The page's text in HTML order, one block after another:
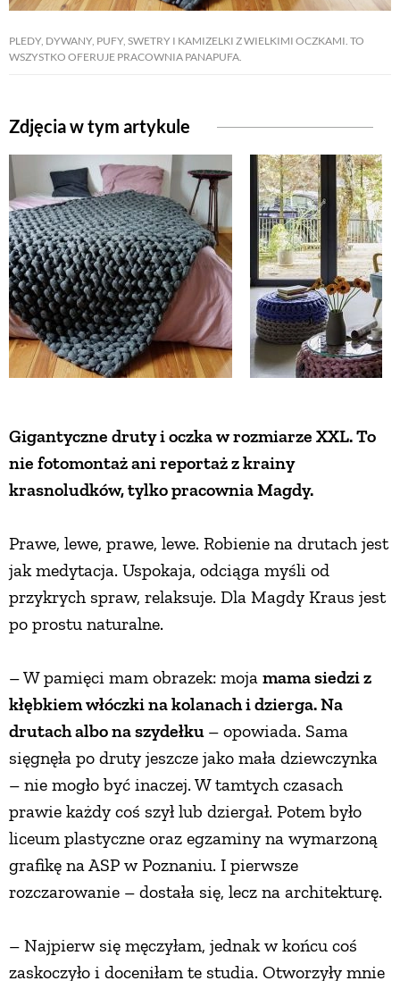
PLEDY, DYWANY, PUFY, SWETRY I KAMIZELKI Z WIELKIMI OCZKAMI. TO
WSZYSTKO OFERUJE PRACOWNIA PANAPUFA.
Zdjęcia w tym artykule
Gigantyczne druty i oczka w rozmiarze XXL. To
nie fotomontaż ani reportaż z krainy
krasnoludków, tylko pracownia Magdy.
Prawe, lewe, prawe, lewe. Robienie na drutach jest
jak medytacja. Uspokaja, odciąga myśli od
przykrych spraw, relaksuje. Dla Magdy Kraus jest
po prostu naturalne.
– W pamięci mam obrazek: moja mama siedzi z
kłębkiem włóczki na kolanach i dzierga. Na
drutach albo na szydełku – opowiada. Sama
sięgnęła po druty jeszcze jako mała dziewczynka
– nie mogło być inaczej. W tamtych czasach
prawie każdy coś szył lub dziergał. Potem było
liceum plastyczne oraz egzaminy na wymarzoną
grafikę na ASP w Poznaniu. I pierwsze
rozczarowanie – dostała się, lecz na architekturę.
– Najpierw się męczyłam, jednak w końcu coś
zaskoczyło i doceniłam te studia. Otworzyły mnie